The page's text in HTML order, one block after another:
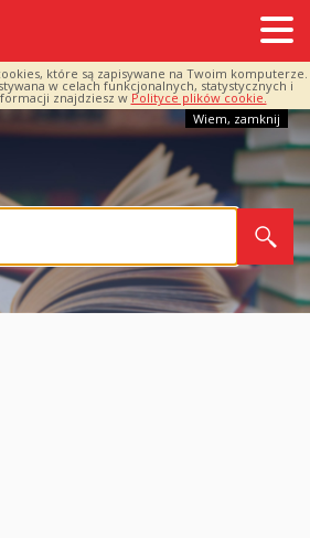
które są zapisywane na Twoim komputerze.
w celach funkcjonalnych, statystycznych i
znajdziesz w Polityce plików cookie.
Wiem, zamknij